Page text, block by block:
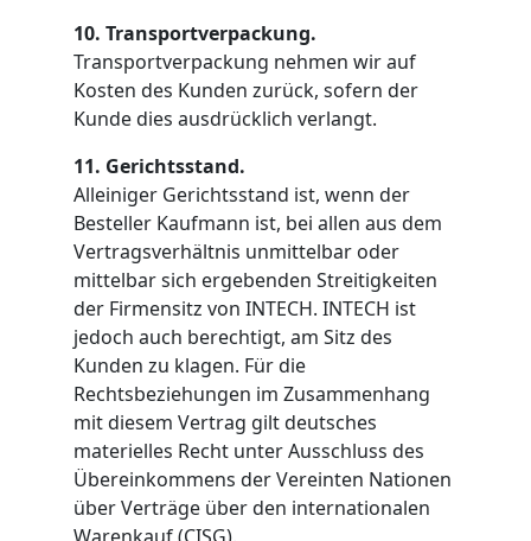
10. Transportverpackung.
Transportverpackung nehmen wir auf
Kosten des Kunden zurück, sofern der
Kunde dies ausdrücklich verlangt.
11. Gerichtsstand.
Alleiniger Gerichtsstand ist, wenn der
Besteller Kaufmann ist, bei allen aus dem
Vertragsverhältnis unmittelbar oder
mittelbar sich ergebenden Streitigkeiten
der Firmensitz von INTECH. INTECH ist
jedoch auch berechtigt, am Sitz des
Kunden zu klagen. Für die
Rechtsbeziehungen im Zusammenhang
mit diesem Vertrag gilt deutsches
materielles Recht unter Ausschluss des
Übereinkommens der Vereinten Nationen
über Verträge über den internationalen